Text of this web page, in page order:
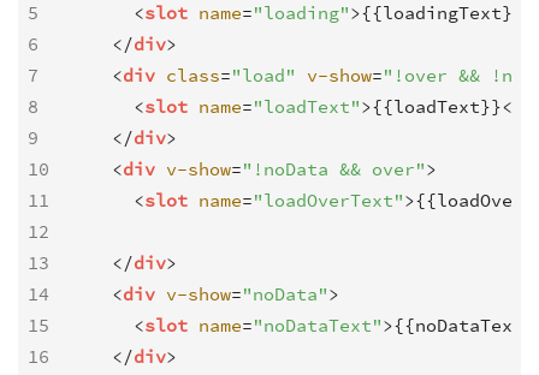
5
6
7
8
9
10
11
12
13
14
15
16
<slot name="loading">{{loadingText}}
</div>
<div class="load" v-show="!over &&
<slot name="loadText">{{loadText}}</
</div>
<div v-show="!noData && over">
<slot name="loadOverText">
</div>
<div v-show="noData">
<slot name="noDataText">
</div>